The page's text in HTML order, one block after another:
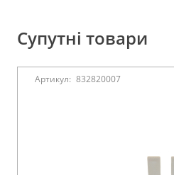
Супутні товари
Артикул: 832820007